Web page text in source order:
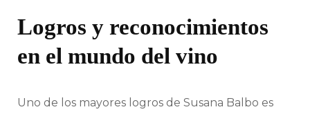
Logros y reconocimientos
en el mundo del vino
Uno de los mayores logros de Susana Balbo es